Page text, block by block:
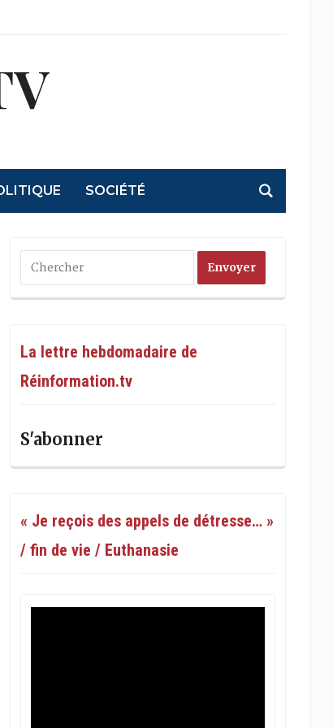
SOCIÉTÉ
La lettre hebdomadaire de
Réinformation.tv
S'abonner
« Je reçois des appels de détresse… »
/ fin de vie / Euthanasie